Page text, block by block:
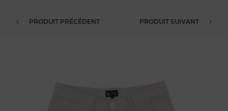
PRODUIT PRÉCÉDENT PRODUIT SUIVANT